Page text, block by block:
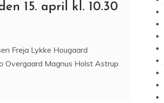
15. april kl. 10.30
Freja Lykke Hougaard
Overgaard Magnus Holst Astrup